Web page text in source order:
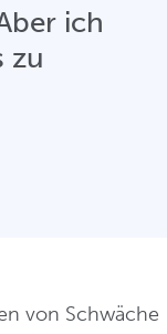
ich
zu
von Schwäche